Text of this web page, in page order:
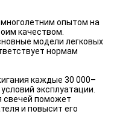
опытом на
качеством.
модели легковых
нормам
каждые 30 000–
эксплуатации.
свечей поможет
и повысит его